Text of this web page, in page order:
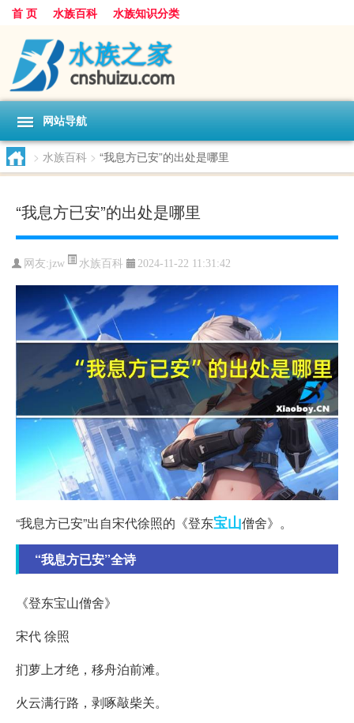
首 页 水族百科 水族知识分类
网站导航
> 水族百科 > “我息方已安”的出处是哪里
“我息方已安”的出处是哪里
网友:jzw 水族百科 2024-11-22 11:31:42
“我息方已安”出自宋代徐照的《登东宝山僧舍》。
“我息方已安”全诗
《登东宝山僧舍》
宋代 徐照
扪萝上才绝，移舟泊前滩。
火云满行路，剥啄敲柴关。